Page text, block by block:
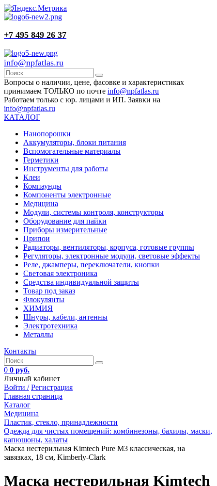
+7 495 849 26 37
info@npfatlas.ru
Вопросы о наличии, цене, фасовке и характеристиках
принимаем ТОЛЬКО по почте info@npfatlas.ru
Работаем только с юр. лицами и ИП. Заявки на
info@npfatlas.ru
КАТАЛОГ
Нанопорошки
Аккумуляторы, блоки питания
Вспомогательные материалы
Герметики
Инструменты для работы
Клеи
Компаунды
Компоненты электронные
Медицина
Модули, системы контроля, конструкторы
Оборудование для пайки
Приборы измерительные
Припои
Радиаторы, вентиляторы, корпуса, готовые группы
Регуляторы, электронные модули, световые эффекты
Реле, джамперы, переключатели, кнопки
Световая электроника
Средства индивидуальной защиты
Товар под заказ
Флокулянты
ХИМИЯ
Шнуры, кабели, антенны
Электротехника
Металлы
Контакты
0 0 руб.
Личный кабинет
Войти / Регистрация
Главная страница
Каталог
Медицина
Пластик, стекло, принадлежности
Одежда для чистых помещений: комбинезоны, бахилы, маски,
капюшоны, халаты
Маска нестерильная Kimtech Pure M3 классическая, на
завязках, 18 см, Kimberly-Clark
Маска нестерильная Kimtech